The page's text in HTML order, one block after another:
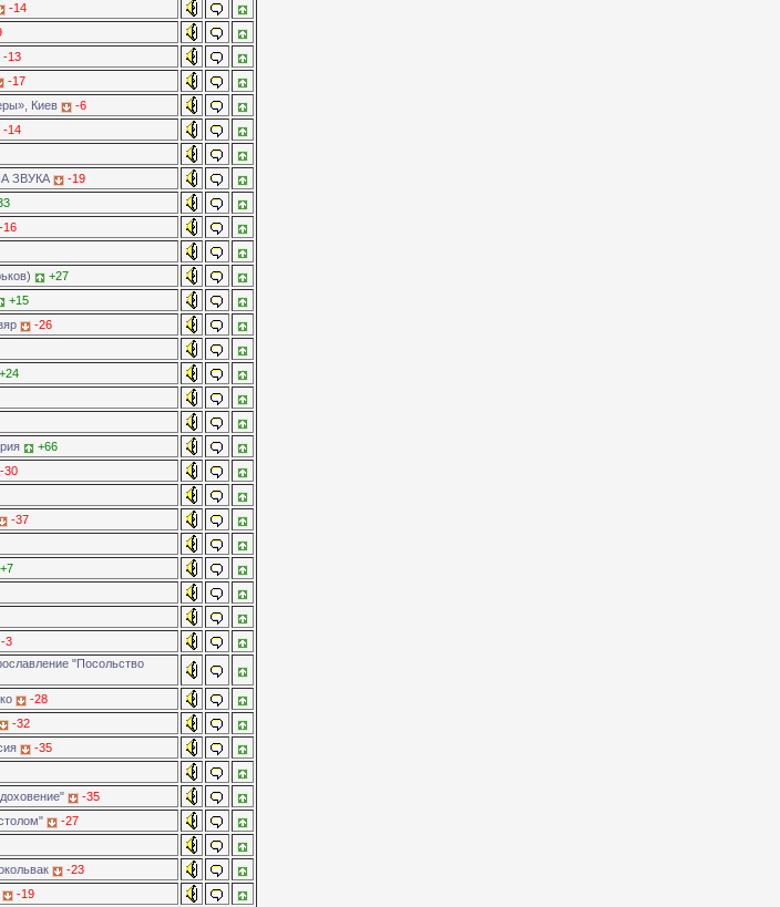
-14
-13
-17
Киев
-6
-14
ЗВУКА
-19
-16
+27
+15
-26
+24
+66
-30
-37
+7
-3
"Посольство
-28
-32
-35
-35
-27
-23
-19